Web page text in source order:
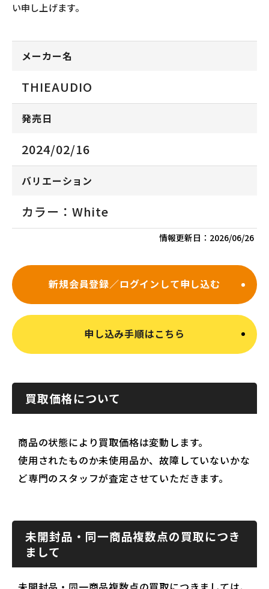
い申し上げます。
メーカー名
THIEAUDIO
発売日
2024/02/16
バリエーション
カラー：White
情報更新日： 2026/06/26
新規会員登録／ログインして申し込む
申し込み手順はこちら
買取価格について
商品の状態により買取価格は変動します。
使用されたものか未使用品か、故障していないかな
ど専門のスタッフが査定させていただきます。
未開封品・同一商品複数点の買取につき
まして